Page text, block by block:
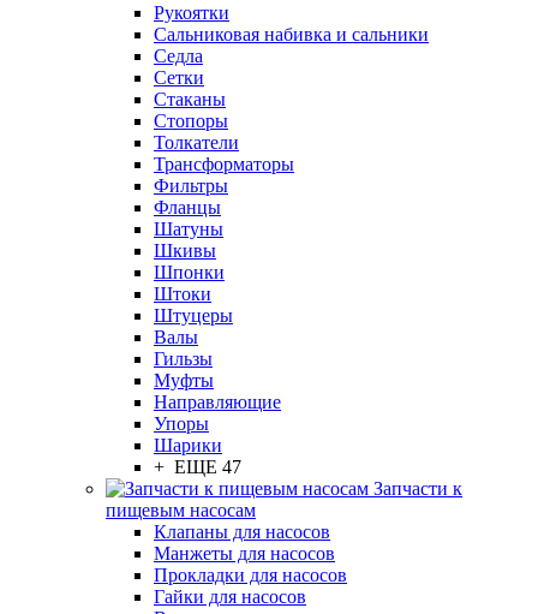
Рукоятки
Сальниковая набивка и сальники
Седла
Сетки
Стаканы
Стопоры
Толкатели
Трансформаторы
Фильтры
Фланцы
Шатуны
Шкивы
Шпонки
Штоки
Штуцеры
Валы
Гильзы
Муфты
Направляющие
Упоры
Шарики
+ ЕЩЕ 47
Запчасти к
пищевым насосам
Клапаны для насосов
Манжеты для насосов
Прокладки для насосов
Гайки для насосов